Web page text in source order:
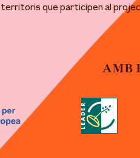
territoris que participen al
AMB